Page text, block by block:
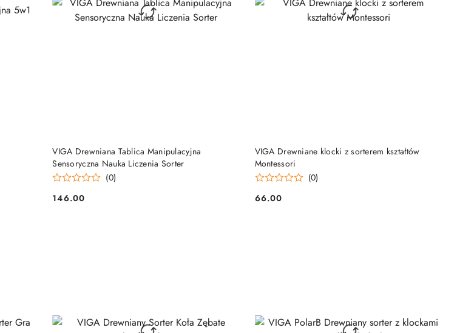
VIGA Drewniana Tablica Manipulacyjna
Sensoryczna Nauka Liczenia Sorter
(0)
Cena:
146.00
DO KOSZYKA
VIGA Drewniane klocki z sorterem kształtów
Montessori
(0)
Cena:
66.00
DO KOSZYKA